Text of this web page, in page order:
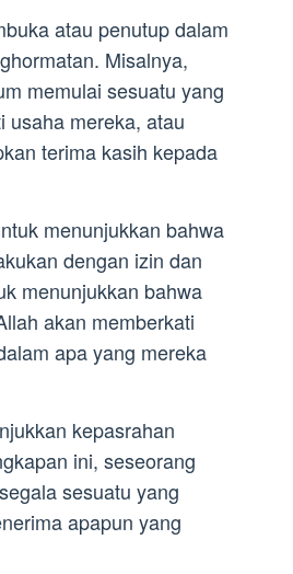
atau penutup dalam
Misalnya,
memulai sesuatu yang
usaha mereka, atau
terima kasih kepada
menunjukkan bahwa
dengan izin dan
menunjukkan bahwa
akan memberkati
apa yang mereka
kepasrahan
ini, seseorang
sesuatu yang
apapun yang